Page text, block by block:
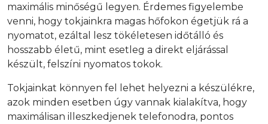
maximális minőségű legyen. Érdemes figyelembe
venni, hogy tokjainkra magas hőfokon égetjük rá a
nyomatot, ezáltal lesz tökéletesen időtálló és
hosszabb életű, mint esetleg a direkt eljárással
készült, felszíni nyomatos tokok.
Tokjainkat könnyen fel lehet helyezni a készülékre,
azok minden esetben úgy vannak kialakítva, hogy
maximálisan illeszkedjenek telefonodra, pontos